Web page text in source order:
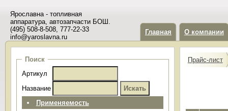
Ярославна - топливная
аппаратура, автозапчасти БОШ.
(495) 508-8-508, 777-22-33
info@yaroslavna.ru
Главная О компании
Поиск
Артикул
Название
Применяемость
Прайс-лист